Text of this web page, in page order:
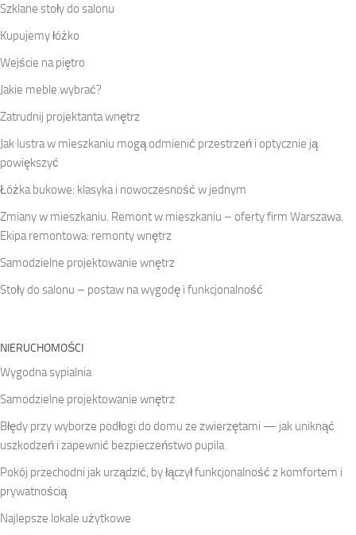
Szklane stoły do salonu
Kupujemy łóżko
Wejście na piętro
Jakie meble wybrać?
Zatrudnij projektanta wnętrz
Jak lustra w mieszkaniu mogą odmienić przestrzeń i optycznie ją
powiększyć
Łóżka bukowe: klasyka i nowoczesność w jednym
Zmiany w mieszkaniu. Remont w mieszkaniu – oferty firm Warszawa.
Ekipa remontowa: remonty wnętrz
Samodzielne projektowanie wnętrz
Stoły do salonu – postaw na wygodę i funkcjonalność
NIERUCHOMOŚCI
Wygodna sypialnia
Samodzielne projektowanie wnętrz
Błędy przy wyborze podłogi do domu ze zwierzętami — jak uniknąć
uszkodzeń i zapewnić bezpieczeństwo pupila
Pokój przechodni jak urządzić, by łączył funkcjonalność z komfortem i
prywatnością
Najlepsze lokale użytkowe